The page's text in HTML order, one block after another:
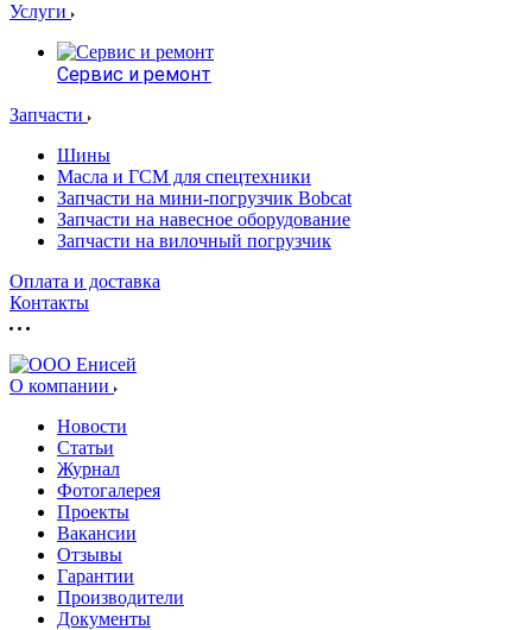
Услуги
Сервис и ремонт
Запчасти
Шины
Масла и ГСМ для спецтехники
Запчасти на мини-погрузчик Bobcat
Запчасти на навесное оборудование
Запчасти на вилочный погрузчик
Оплата и доставка
Контакты
О компании
Новости
Статьи
Журнал
Фотогалерея
Проекты
Вакансии
Отзывы
Гарантии
Производители
Документы